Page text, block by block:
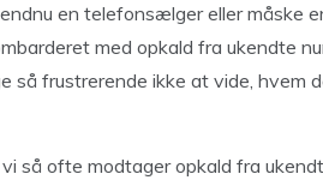
en telefonsælger eller måske
med opkald fra ukendte
så frustrerende ikke at vide, hvem
så ofte modtager opkald fra